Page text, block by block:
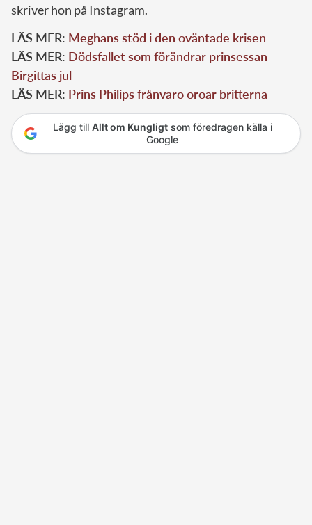
skriver hon på Instagram.
LÄS MER: Meghans stöd i den oväntade krisen
LÄS MER: Dödsfallet som förändrar prinsessan
Birgittas jul
LÄS MER: Prins Philips frånvaro oroar britterna
Lägg till Allt om Kungligtsom föredragen källa i
Google